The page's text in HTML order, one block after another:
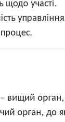
щодо участі.
процес.
– вищий орган,
орган, до